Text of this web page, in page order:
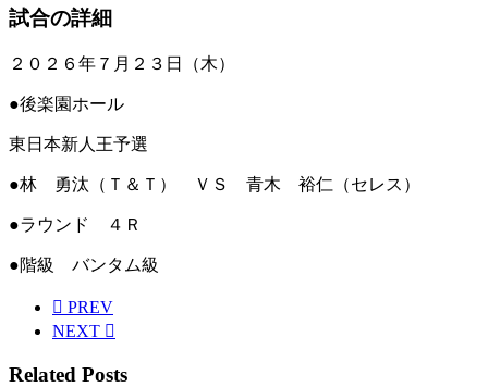
試合の詳細
２０２６年７月２３日（木）
●後楽園ホール
東日本新人王予選
●林 勇汰（Ｔ＆Ｔ） ＶＳ 青木 裕仁（セレス）
●ラウンド ４Ｒ
●階級 バンタム級
PREV
NEXT
Related Posts